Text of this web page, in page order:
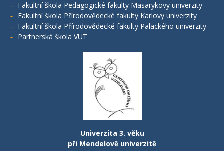
Fakultní škola Pedagogické fakulty Masarykovy univerzity
Fakultní škola Přírodovědecké fakulty Karlovy univerzity
Fakultní škola Přírodovědecké fakulty Palackého univerzity
Partnerská škola VUT
Univerzita 3. věku
při Mendelově univerzitě